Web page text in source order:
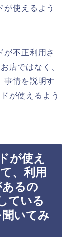
使えるよう
が不正利用さ
店ではなく、
事情を説明す
が使えるよう
が使え
、利用
るの
ている
いてみ